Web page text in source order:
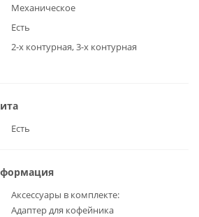
Механическое
Есть
2-х контурная, 3-х контурная
Есть
Аксессуары в комплекте:
Адаптер для кофейника